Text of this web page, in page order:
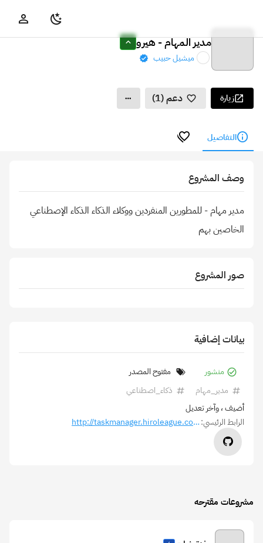
مدير المهام - هيرو
ميشيل حبيب
زيارة دعم (1)
التفاصيل
وصف المشروع
مدير مهام - للمطورين المنفردين ووكلاء الذكاء الذكاء الإصطناعي
الخاصين بهم
صور المشروع
بيانات إضافية
منشور
مفتوح المصدر
مدير_مهام
ذكاء_اصطناعي
أضيف، وآخر تعديل
الرابط الرئيسي:http://taskmanager.hiroleague.com/
مشروعات مقترحه